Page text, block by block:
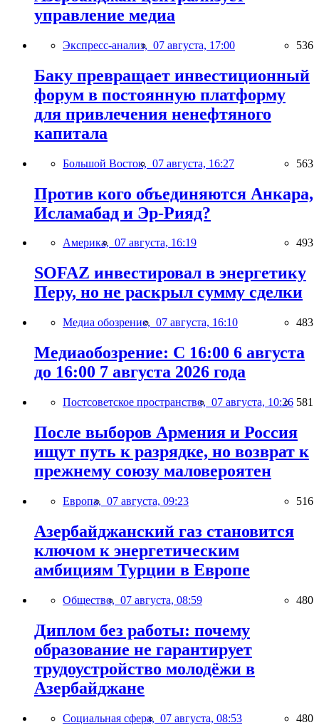
управление медиа
Экспресс-анализ, 07 августа, 17:00 536
Баку превращает инвестиционный
форум в постоянную платформу
для привлечения ненефтяного
капитала
Большой Восток, 07 августа, 16:27 563
Против кого объединяются Анкара,
Исламабад и Эр-Рияд?
Америка, 07 августа, 16:19 493
SOFAZ инвестировал в энергетику
Перу, но не раскрыл сумму сделки
Медиа обозрение, 07 августа, 16:10 483
Медиаобозрение: С 16:00 6 августа
до 16:00 7 августа 2026 года
Постсоветское пространство, 07 августа, 10:26 581
После выборов Армения и Россия
ищут путь к разрядке, но возврат к
прежнему союзу маловероятен
Европа, 07 августа, 09:23 516
Азербайджанский газ становится
ключом к энергетическим
амбициям Турции в Европе
Общество, 07 августа, 08:59 480
Диплом без работы: почему
образование не гарантирует
трудоустройство молодёжи в
Азербайджане
Социальная сфера, 07 августа, 08:53 480